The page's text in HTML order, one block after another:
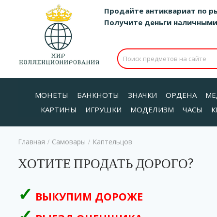
Продайте антиквариат по
Получите деньги
МОНЕТЫ БАНКНОТЫ ЗНАЧКИ ОРДЕНА
КАРТИНЫ
ИГРУШКИ МОДЕЛИЗМ ЧАСЫ
Главная / Самовары / Каптельцов
ХОТИТЕ ПРОДАТЬ ДОРОГО?
ВЫКУПИМ ДОРОЖЕ